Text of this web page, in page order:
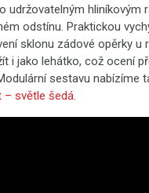
udržovatelným hliníkovým
odstínu. Praktickou
sklonu zádové opěrky u
i jako lehátko, což ocení
sestavu nabízíme
– světle šedá.